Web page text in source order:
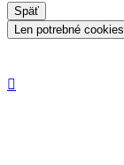
Späť
Len potrebné cookies
